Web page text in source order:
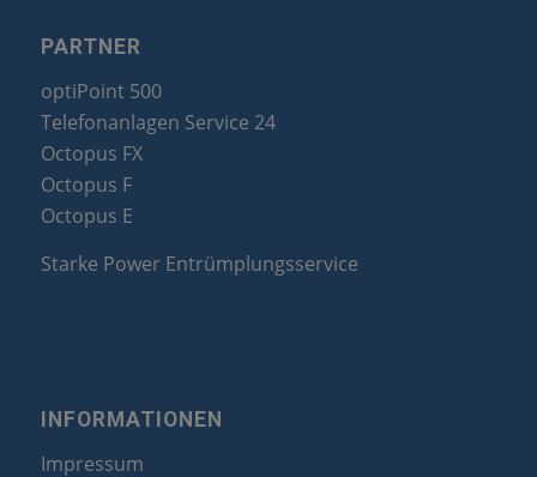
PARTNER
optiPoint 500
Telefonanlagen Service 24
Octopus FX
Octopus F
Octopus E
Starke Power Entrümplungsservice
INFORMATIONEN
Impressum